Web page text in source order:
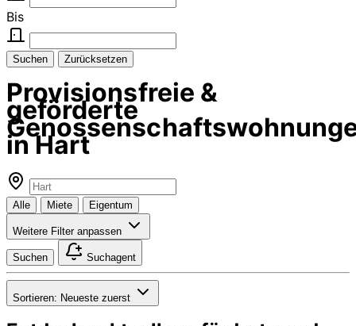
Bis
Suchen Zurücksetzen
Provisionsfreie &
geförderte
in Hart
Alle Miete Eigentum
Weitere Filter anpassen
Suchen Suchagent
Sortieren: Neueste zuerst